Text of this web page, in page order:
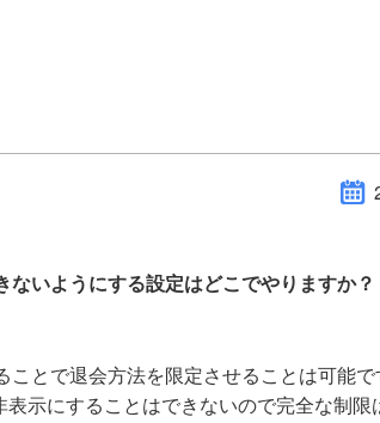
いようにする設定はどこでやりますか？
とで退会方法を限定させることは可能で
示にすることはできないので完全な制限